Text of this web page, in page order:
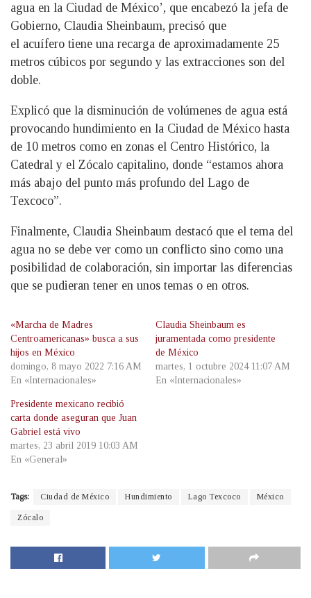
agua en la Ciudad de México’, que encabezó la jefa de
Gobierno, Claudia Sheinbaum, precisó que
el acuífero tiene una recarga de aproximadamente 25
metros cúbicos por segundo y las extracciones son del
doble.
Explicó que la disminución de volúmenes de agua está
provocando hundimiento en la Ciudad de México hasta
de 10 metros como en zonas el Centro Histórico, la
Catedral y el Zócalo capitalino, donde “estamos ahora
más abajo del punto más profundo del Lago de
Texcoco”.
Finalmente, Claudia Sheinbaum destacó que el tema del
agua no se debe ver como un conflicto sino como una
posibilidad de colaboración, sin importar las diferencias
que se pudieran tener en unos temas o en otros.
«Marcha de Madres
Centroamericanas» busca a sus
hijos en México
domingo, 8 mayo 2022 7:16 AM
En «Internacionales»
Claudia Sheinbaum es
juramentada como presidente
de México
martes, 1 octubre 2024 11:07 AM
En «Internacionales»
Presidente mexicano recibió
carta donde aseguran que Juan
Gabriel está vivo
martes, 23 abril 2019 10:03 AM
En «General»
Tags: Ciudad de México Hundimiento Lago Texcoco México
Zócalo